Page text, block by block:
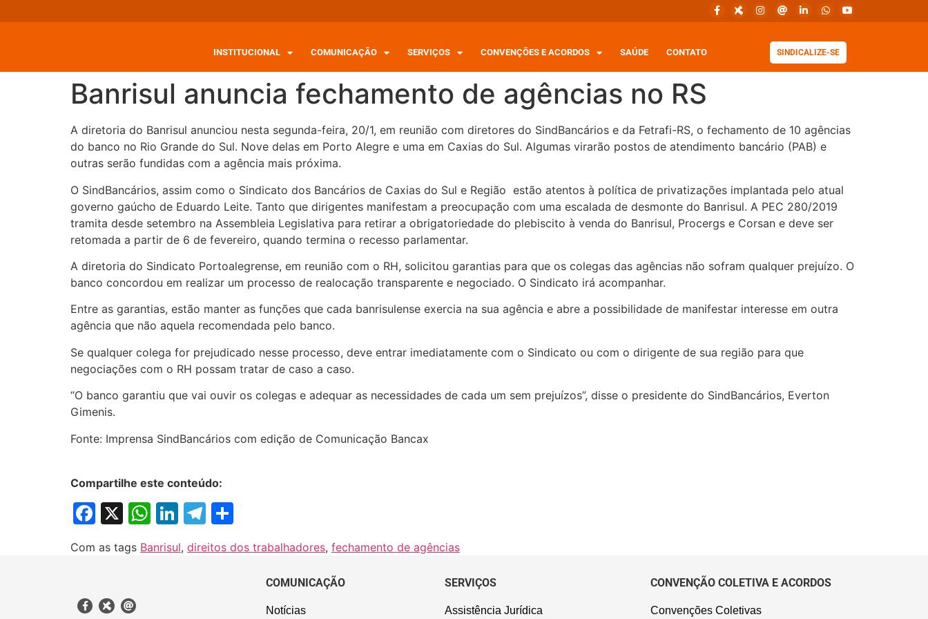
INSTITUCIONAL COMUNICAÇÃO SERVIÇOS CONVENÇÕES E ACORDOS SAÚDE CONTATO SINDICALIZE-SE
Banrisul anuncia fechamento de agências no RS
A diretoria do Banrisul anunciou nesta segunda-feira, 20/1, em reunião com diretores do SindBancários e da Fetrafi-RS, o fechamento de 10 agências
do banco no Rio Grande do Sul. Nove delas em Porto Alegre e uma em Caxias do Sul. Algumas virarão postos de atendimento bancário (PAB) e
outras serão fundidas com a agência mais próxima.
O SindBancários, assim como o Sindicato dos Bancários de Caxias do Sul e Região estão atentos à política de privatizações implantada pelo atual
governo gaúcho de Eduardo Leite. Tanto que dirigentes manifestam a preocupação com uma escalada de desmonte do Banrisul. A PEC 280/2019
tramita desde setembro na Assembleia Legislativa para retirar a obrigatoriedade do plebiscito à venda do Banrisul, Procergs e Corsan e deve ser
retomada a partir de 6 de fevereiro, quando termina o recesso parlamentar.
A diretoria do Sindicato Portoalegrense, em reunião com o RH, solicitou garantias para que os colegas das agências não sofram qualquer prejuízo. O
banco concordou em realizar um processo de realocação transparente e negociado. O Sindicato irá acompanhar.
Entre as garantias, estão manter as funções que cada banrisulense exercia na sua agência e abre a possibilidade de manifestar interesse em outra
agência que não aquela recomendada pelo banco.
Se qualquer colega for prejudicado nesse processo, deve entrar imediatamente com o Sindicato ou com o dirigente de sua região para que
negociações com o RH possam tratar de caso a caso.
“O banco garantiu que vai ouvir os colegas e adequar as necessidades de cada um sem prejuízos”, disse o presidente do SindBancários, Everton
Gimenis.
Fonte: Imprensa SindBancários com edição de Comunicação Bancax
Compartilhe este conteúdo:
Facebook
X WhatsApp
LinkedIn
Telegram
Com as tags Banrisul, direitos dos trabalhadores, fechamento de agências
COMUNICAÇÃO
Notícias
SERVIÇOS
Assistência Jurídica
CONVENÇÃO COLETIVA E ACORDOS
Convenções Coletivas